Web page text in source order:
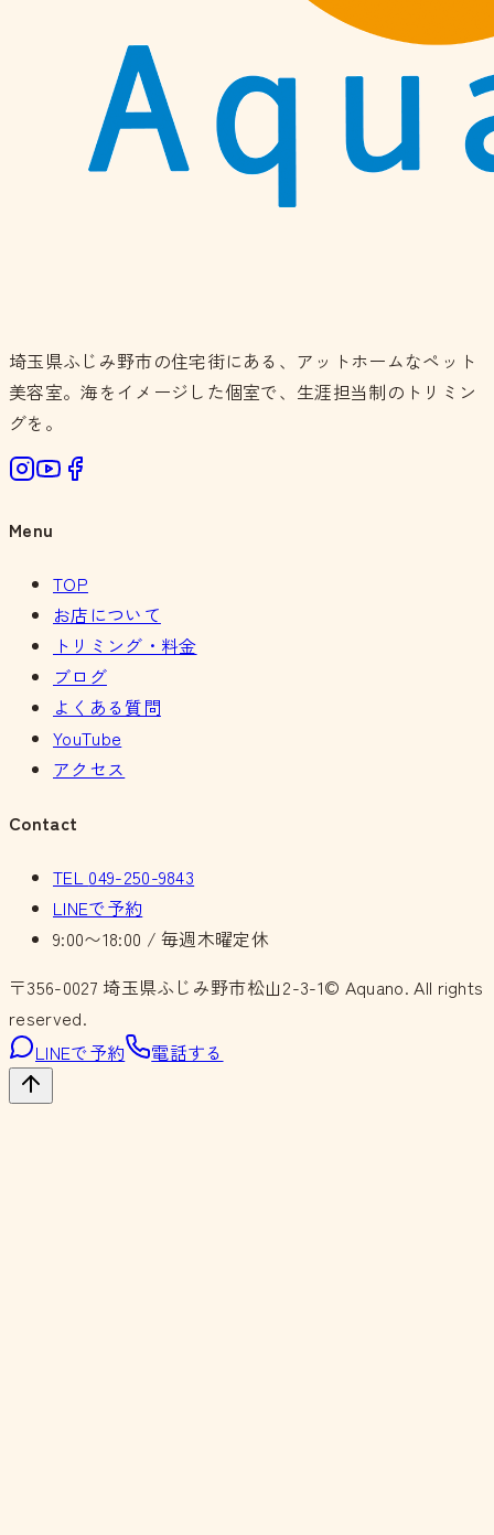
埼玉県ふじみ野市の住宅街にある、アットホームなペット
美容室。海をイメージした個室で、生涯担当制のトリミン
グを。
Menu
TOP
お店について
トリミング・料金
ブログ
よくある質問
YouTube
アクセス
Contact
TEL 049-250-9843
LINEで予約
9:00〜18:00 / 毎週木曜定休
〒356-0027 埼玉県ふじみ野市松山2-3-1© Aquano. All rights
reserved.
LINEで予約
電話する